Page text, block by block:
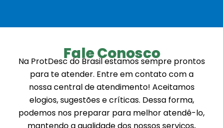
Fale Conosco
Na ProtDesc do Brasil estamos sempre prontos
para te atender. Entre em contato com a
nossa central de atendimento! Aceitamos
elogios, sugestões e críticas. Dessa forma,
podemos nos preparar para melhor atendê-lo,